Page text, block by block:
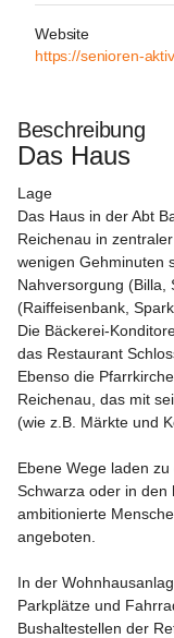
Website
https://senioren-
Beschreibung
Das Haus
Lage
Das Haus in der Abt
Reichenau in
wenigen Gehminuten
Nahversorgung (Billa,
(Raiffeisenbank,
Die Bäckerei-
das Restaurant
Ebenso die
Reichenau, das mit
(wie z.B. Märkte und
Ebene Wege laden
Schwarza oder in den
ambitionierte
angeboten.
In der
Parkplätze und
Bushaltestellen der